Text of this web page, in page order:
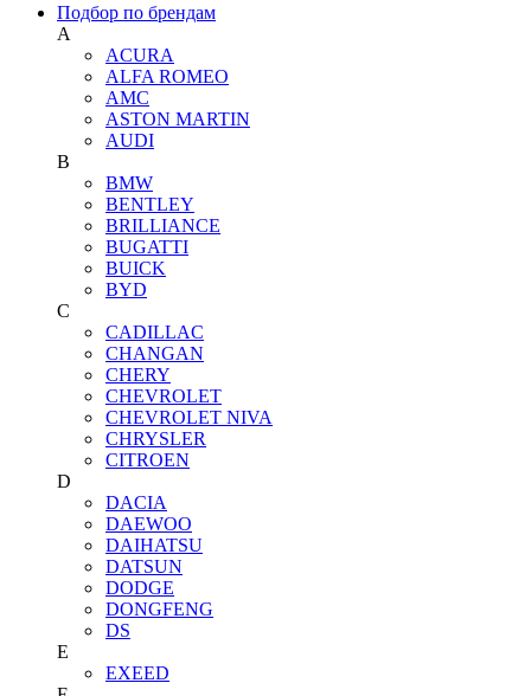
Подбор по брендам
A
ACURA
ALFA ROMEO
AMC
ASTON MARTIN
AUDI
B
BMW
BENTLEY
BRILLIANCE
BUGATTI
BUICK
BYD
C
CADILLAC
CHANGAN
CHERY
CHEVROLET
CHEVROLET NIVA
CHRYSLER
CITROEN
D
DACIA
DAEWOO
DAIHATSU
DATSUN
DODGE
DONGFENG
DS
E
EXEED